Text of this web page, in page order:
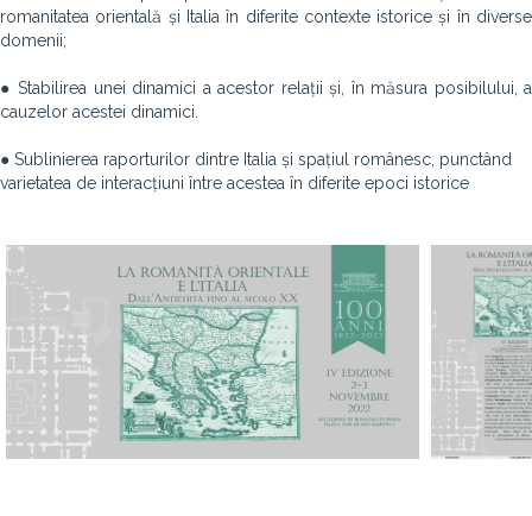
romanitatea orientală și Italia în diferite contexte istorice și în diverse
domenii;
● Stabilirea unei dinamici a acestor relații și, în măsura posibilului, a
cauzelor acestei dinamici.
● Sublinierea raporturilor dintre Italia și spațiul românesc, punctând
varietatea de interacțiuni între acestea în diferite epoci istorice